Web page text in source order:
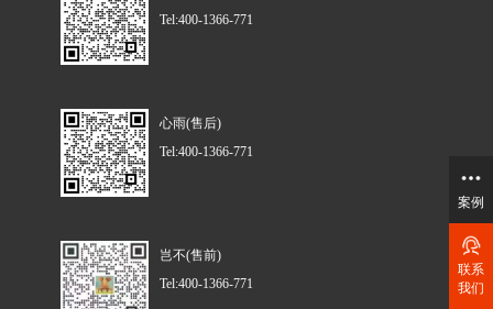
Tel:400-1366-771
心雨(售后)
Tel:400-1366-771
岂不(售前)
Tel:400-1366-771
案例
联系
我们